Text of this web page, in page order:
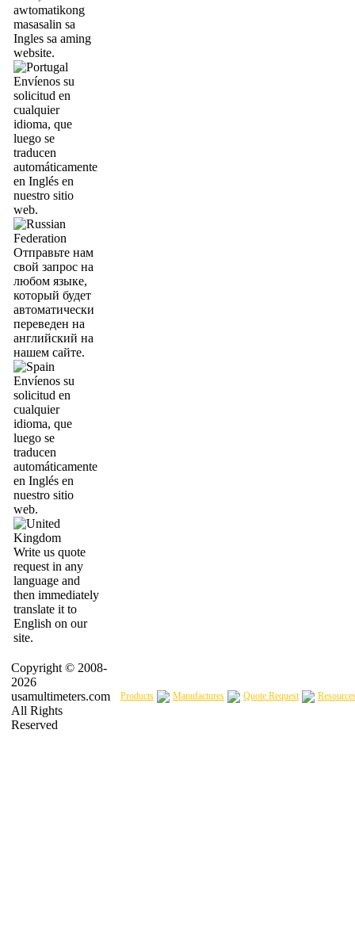
awtomatikong
masasalin sa
Ingles sa aming
website.
Envíenos su
solicitud en
cualquier
idioma, que
luego se
traducen
automáticamente
en Inglés en
nuestro sitio
web.
Отправьте нам
свой запрос на
любом языке,
который будет
автоматически
переведен на
английский на
нашем сайте.
Envíenos su
solicitud en
cualquier
idioma, que
luego se
traducen
automáticamente
en Inglés en
nuestro sitio
web.
Write us quote
request in any
language and
then immediately
translate it to
English on our
site.
Copyright © 2008-
2026
usamultimeters.com
All Rights
Reserved
Products Manufactures Quote Request